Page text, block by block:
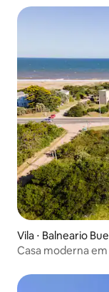
Vila ⋅ Balneario
Casa moderna